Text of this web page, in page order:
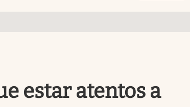
estar atentos a